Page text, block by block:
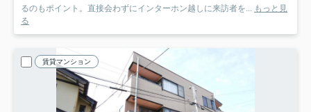
るのもポイント。直接会わずにインターホン越しに来訪者を... もっと見
る
賃貸マンション